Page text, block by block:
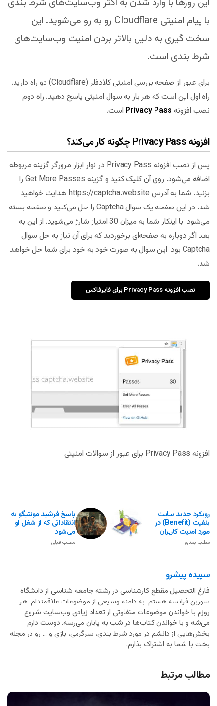
این روزها با وارد شدن به اکثر وب‌سایت‌های شرط بندی
با پیام امنیتی Cloudflare رو به رو می‌شوید. این
سخت گیری به دلیل بالاتر بردن امنیت وب‌سایت‌های
شرط بندی است.
برای عبور از صفحه بررسی امنیتی کلادفلر (Cloudflare) دو راه دارید.
راه اول این است که هر بار به سوال امنیتی پاسخ دهید. راه دوم
نصب افزونه Privacy Pass است.
افزونه Privacy Pass چگونه کار می‌کند؟
پس از نصب افزونه Privacy Pass در نوار ابزار مرورگر گزینه مربوطه
اضافه می‌شود. روی آن کلیک کنید و گزینه Get More Passes را
بزنید. شما به آدرس https://captcha.website هدایت خواهید
شد. در این صفحه یک سوال Captcha را حل می‌کنید و صفحه بسته
می‌شود. با اینکار شما به میزان 30 امتیاز شارژ می‌شوید. از این به
بعد اگر دوباره به صفحه‌ای برخوردید که برای آن نیاز به حل سوال
Captcha بود. این سوال به صورت خود به خود برای شما حل خواهد
شد.
نصب افزونه Privacy Pass برای فایرفاکس
افزونه Privacy Pass برای عبور از سوالات امنیتی
پاسخ فرشید مونتیگو به
انتقاداتی که از شغل او
می‌شود
مطلب قبلی
رویکرد جدید سایت
بنفیت (Benefit) در
مورد امنیت کاربران
مطلب بعدی
سپیده پیشرو
فارغ التحصیل مقطع کارشناسی در رشته جامعه شناسی از دانشگاه
سوربن فرانسه هستم. به دامنه وسیعی از موضوعات علاقمندام. هر
روزم با خواندن موضوعات متفاوتی از تعداد زیادی وب‌سایت شروع
می‌شه و با خواندن کتاب‌ها در شب به پایان می‌رسه. دوست دارم
بخش‌هایی از دانشم در مورد شرط بندی، سرگرمی، بازی و ... رو در مجله
بخت با شما به اشتراک بذارم.
مطالب مرتبط